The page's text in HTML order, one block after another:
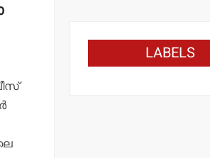
LABELS